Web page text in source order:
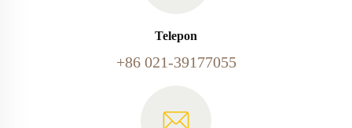
Telepon
+86 021-39177055